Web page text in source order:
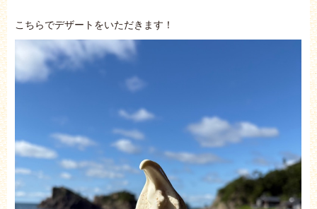
こちらでデザートをいただきます！